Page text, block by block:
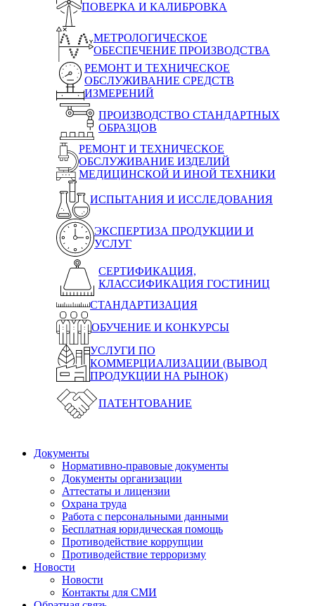
ПОВЕРКА И КАЛИБРОВКА
МЕТРОЛОГИЧЕСКОЕ
ОБЕСПЕЧЕНИЕ ПРОИЗВОДСТВА
РЕМОНТ И ТЕХНИЧЕСКОЕ
ОБСЛУЖИВАНИЕ СРЕДСТВ
ИЗМЕРЕНИЙ
ПРОИЗВОДСТВО СТАНДАРТНЫХ
ОБРАЗЦОВ
РЕМОНТ И ТЕХНИЧЕСКОЕ
ОБСЛУЖИВАНИЕ ИЗДЕЛИЙ
МЕДИЦИНСКОЙ И ИНОЙ ТЕХНИКИ
ИСПЫТАНИЯ И ИССЛЕДОВАНИЯ
ЭКСПЕРТИЗА ПРОДУКЦИИ И
УСЛУГ
СЕРТИФИКАЦИЯ,
КЛАССИФИКАЦИЯ ГОСТИНИЦ
СТАНДАРТИЗАЦИЯ
ОБУЧЕНИЕ И КОНКУРСЫ
УСЛУГИ ПО
КОММЕРЦИАЛИЗАЦИИ (ВЫВОД
ПРОДУКЦИИ НА РЫНОК)
ПАТЕНТОВАНИЕ
Документы
Нормативно-правовые документы
Документы организации
Аттестаты и лицензии
Охрана труда
Работа с персональными данными
Бесплатная юридическая помощь
Противодействие коррупции
Противодействие терроризму
Новости
Новости
Контакты для СМИ